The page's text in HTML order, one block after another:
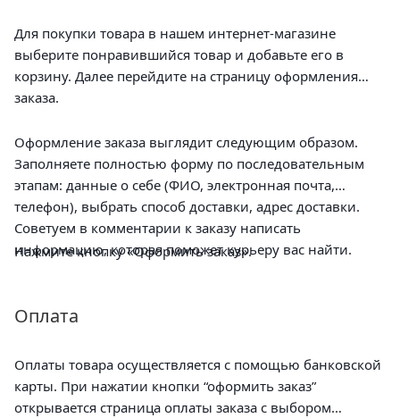
Для покупки товара в нашем интернет-магазине
выберите понравившийся товар и добавьте его в
корзину. Далее перейдите на страницу оформления
заказа.
Оформление заказа выглядит следующим образом.
Заполняете полностью форму по последовательным
этапам: данные о себе (ФИО, электронная почта,
телефон), выбрать способ доставки, адрес доставки.
Советуем в комментарии к заказу написать
информацию, которая поможет курьеру вас найти.
Нажмите кнопку «Оформить заказ».
Оплата
Оплаты товара осуществляется с помощью банковской
карты. При нажатии кнопки “оформить заказ”
открывается страница оплаты заказа с выбором